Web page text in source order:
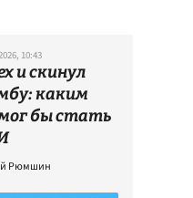
10:43
и скинул
каким
бы стать
Рюмшин